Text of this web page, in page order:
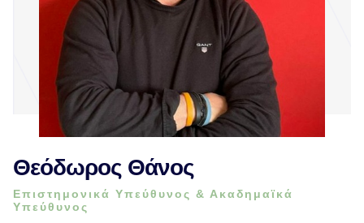
Θεόδωρος Θάνος
Επιστημονικά Υπεύθυνος & Ακαδημαϊκά
Υπεύθυνος